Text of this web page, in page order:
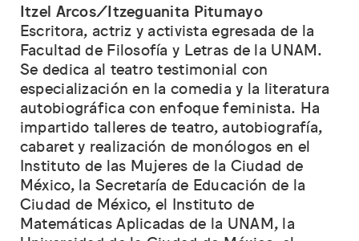
Itzel Arcos/Itzeguanita Pitumayo
Escritora, actriz y activista egresada de la
Facultad de Filosofía y Letras de la UNAM.
Se dedica al teatro testimonial con
especialización en la comedia y la literatura
autobiográfica con enfoque feminista. Ha
impartido talleres de teatro, autobiografía,
cabaret y realización de monólogos en el
Instituto de las Mujeres de la Ciudad de
México, la Secretaría de Educación de la
Ciudad de México, el Instituto de
Matemáticas Aplicadas de la UNAM, la